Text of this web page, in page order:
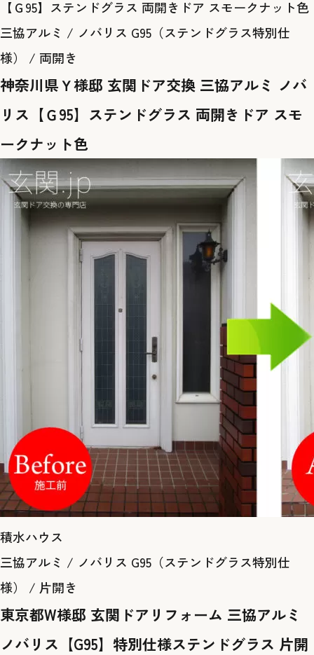
三協アルミ / ノバリス G95（ステンドグラス特別仕
様） / 両開き
神奈川県Ｙ様邸 玄関ドア交換 三協アルミ ノバ
リス【Ｇ95】ステンドグラス 両開きドア スモ
ークナット色
積水ハウス
三協アルミ / ノバリス G95（ステンドグラス特別仕
様） / 片開き
東京都W様邸 玄関ドアリフォーム 三協アルミ
ノバリス【G95】特別仕様ステンドグラス 片開